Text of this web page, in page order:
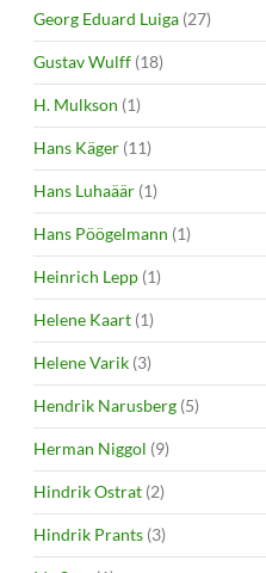
Georg Eduard Luiga (27)
Gustav Wulff (18)
H. Mulkson (1)
Hans Käger (11)
Hans Luhaäär (1)
Hans Pöögelmann (1)
Heinrich Lepp (1)
Helene Kaart (1)
Helene Varik (3)
Hendrik Narusberg (5)
Herman Niggol (9)
Hindrik Ostrat (2)
Hindrik Prants (3)